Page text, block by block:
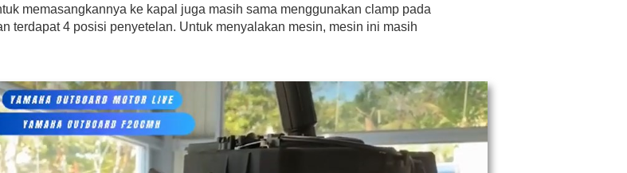
memasangkannya ke kapal juga masih sama menggunakan clamp pada
terdapat 4 posisi penyetelan. Untuk menyalakan mesin, mesin ini masih